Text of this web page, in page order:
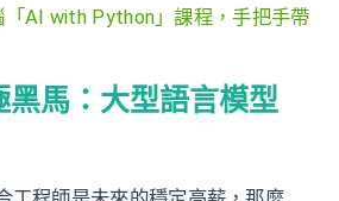
「AI with Python」課程，手把手帶
黑馬：大型語言模型